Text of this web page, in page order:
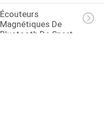
Écouteurs
Magnétiques De
Bluetooth De Sport